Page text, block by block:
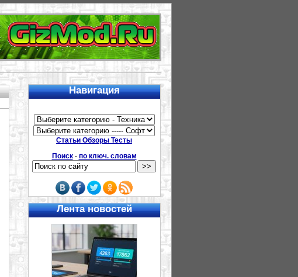
Навигация
Статьи Обзоры Тесты
Поиск- по ключ. словам
Лента новостей